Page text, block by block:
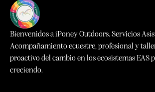
Bienvenidos a iPoney Outdoors. Servicios
Acompañamiento ecuestre, profesional y
proactivo del cambio en los ecosistemas EAS
creciendo.